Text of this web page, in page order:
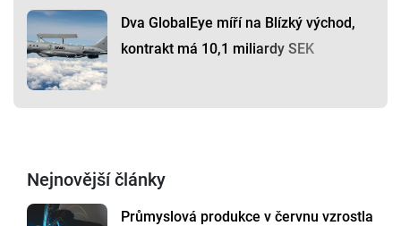
Dva GlobalEye míří na Blízký východ,
kontrakt má 10,1 miliardy SEK
Nejnovější články
Průmyslová produkce v červnu vzrostla